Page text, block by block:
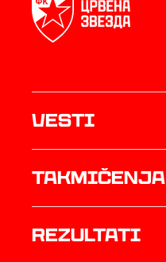
Vesti
Takmičenja
rezultati